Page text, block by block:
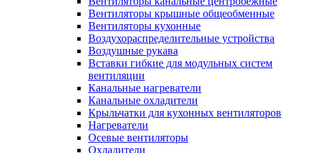
Вентиляторы крышные общеобменные
Вентиляторы кухонные
Воздухораспределительные устройства
Воздушные рукава
Вставки гибкие для модульных систем
вентиляции
Канальные нагреватели
Канальные охладители
Крыльчатки для кухонных вентиляторов
Нагреватели
Осевые вентиляторы
Охладители